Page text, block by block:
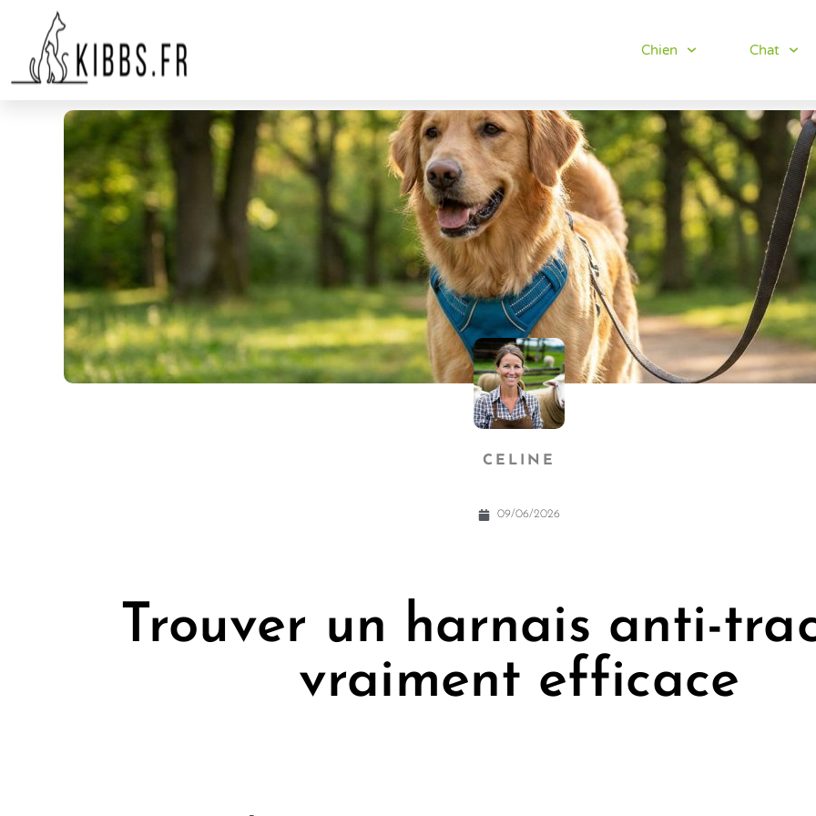
Chien Chat
CELINE
09/06/2026
Trouver un harnais anti-
vraiment efficace